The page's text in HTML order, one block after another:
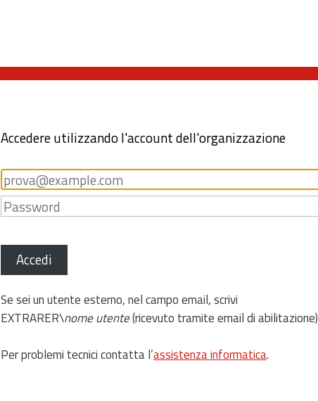
Accedere utilizzando l'account dell'organizzazione
Accedi
Se sei un utente esterno, nel campo email, scrivi
EXTRARER\nome utente(ricevuto tramite email di abilitazione)
Per problemi tecnici contatta l’assistenza informatica.